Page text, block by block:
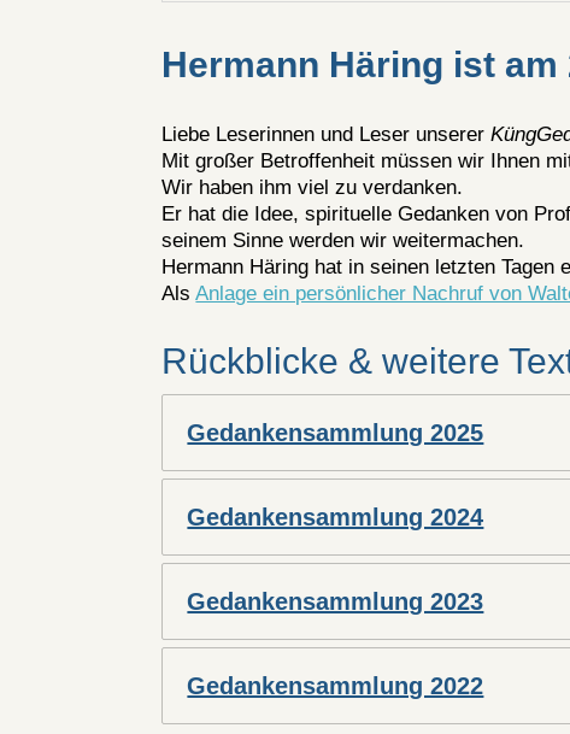
Hermann Häring ist
Liebe Leserinnen und Leser unserer
Mit großer Betroffenheit müssen wir Ihnen
Wir haben ihm viel zu verdanken.
Er hat die Idee, spirituelle Gedanken von
seinem Sinne werden wir weitermachen.
Hermann Häring hat in seinen letzten Tagen
AlsAnlage ein persönlicher Nachruf von
Rückblicke & weitere
Gedankensammlung 2025
Gedankensammlung 2024
Gedankensammlung 2023
Gedankensammlung 2022